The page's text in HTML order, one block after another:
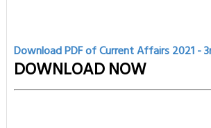
Download PDF of Current Affairs 2021 -
DOWNLOAD NOW